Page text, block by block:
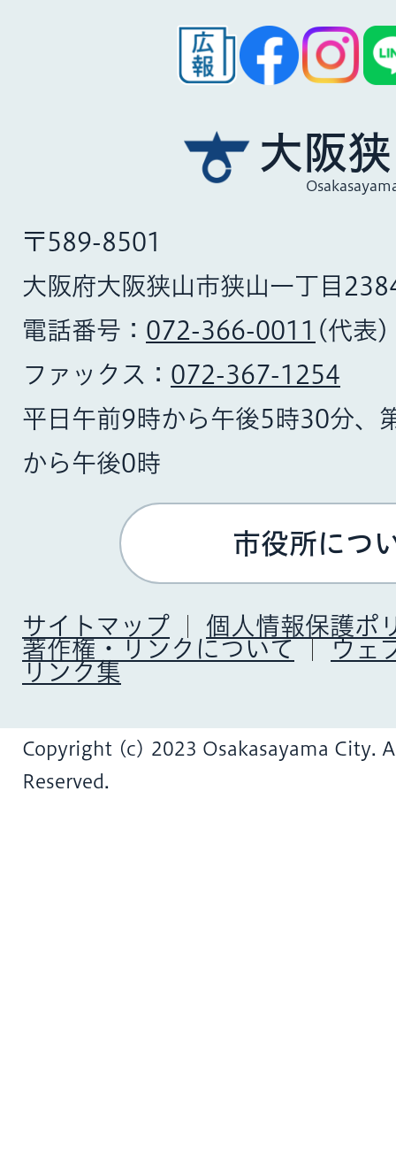
大阪
〒589-8501
大阪府大阪狭山市狭山一丁目
電話番号： 072-366-0011 (代表)
ファックス： 072-367-1254
平日午前9時から午後5時30分、
から午後0時
市役所につ
サイトマップ
個人情報保護ポ
著作権・リンクについて
ウェ
リンク集
Copyright (c) 2023 Osakasayama City.
Reserved.